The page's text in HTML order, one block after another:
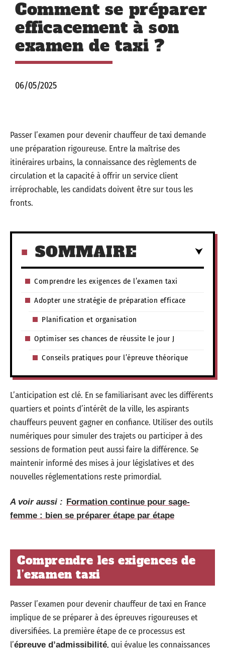
Comment se préparer
efficacement à son
examen de taxi ?
06/05/2025
Passer l’examen pour devenir chauffeur de taxi demande
une préparation rigoureuse. Entre la maîtrise des
itinéraires urbains, la connaissance des règlements de
circulation et la capacité à offrir un service client
irréprochable, les candidats doivent être sur tous les
fronts.
SOMMAIRE
Comprendre les exigences de l’examen taxi
Adopter une stratégie de préparation efficace
Planification et organisation
Optimiser ses chances de réussite le jour J
Conseils pratiques pour l’épreuve théorique
L’anticipation est clé. En se familiarisant avec les différents
quartiers et points d’intérêt de la ville, les aspirants
chauffeurs peuvent gagner en confiance. Utiliser des outils
numériques pour simuler des trajets ou participer à des
sessions de formation peut aussi faire la différence. Se
maintenir informé des mises à jour législatives et des
nouvelles réglementations reste primordial.
A voir aussi : Formation continue pour sage-
femme : bien se préparer étape par étape
Comprendre les exigences de
l’examen taxi
Passer l’examen pour devenir chauffeur de taxi en France
implique de se préparer à des épreuves rigoureuses et
diversifiées. La première étape de ce processus est
l’épreuve d’admissibilité, qui évalue les connaissances